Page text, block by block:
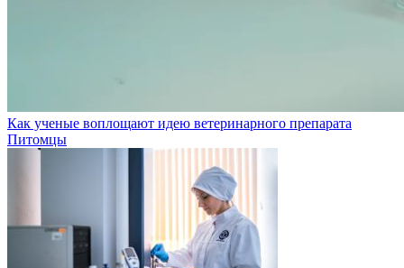
Как ученые воплощают идею ветеринарного препарата
Питомцы